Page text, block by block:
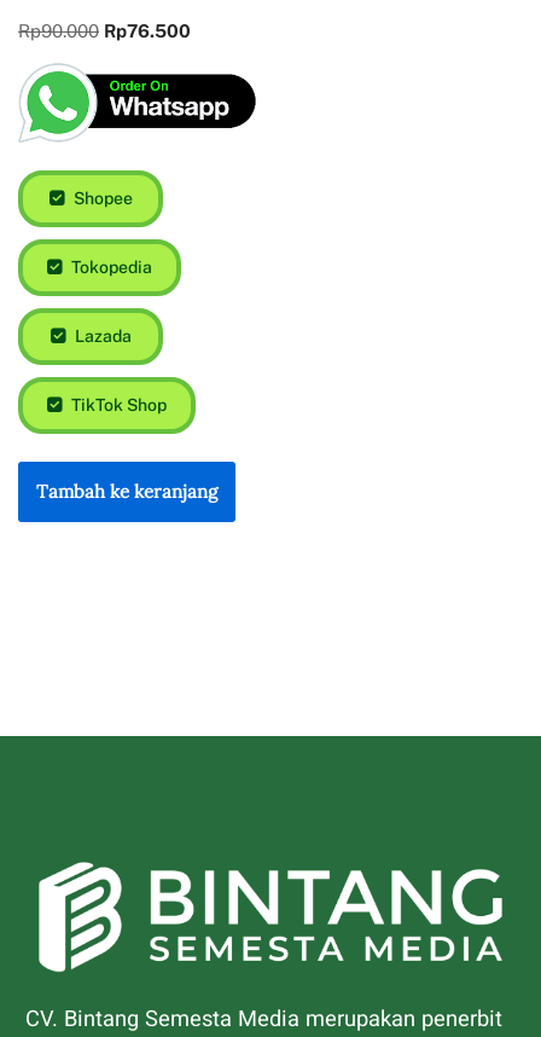
Rp90.000 Rp76.500
Shopee
Tokopedia
Lazada
TikTok Shop
Tambah ke keranjang
CV. Bintang Semesta Media merupakan penerbit